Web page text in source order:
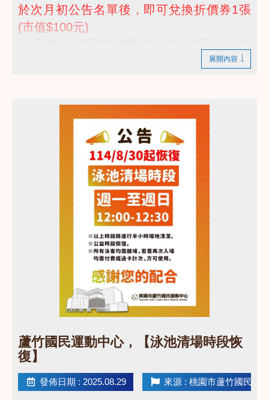
於次月初公告名單後，即可兌換折價券1張
(市值$100元)
⚠ 注意 ::: 領取時僅限本人親自領取，不得
折價券回饋使用
快來一起運動領回饋吧
詳情諮詢 歡迎撥打 03-2639066 #112 客服部
展開內容
蘆竹國民運動中心，【泳池清場時段恢
復】
發佈日期 : 2025.08.29 來源 : 桃園市蘆竹國民運